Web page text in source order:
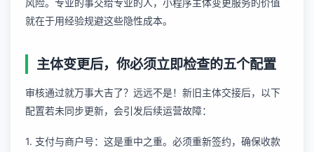
风险。专业的事交给专业的人， 小程序主体变更服务的价值
就在于用经验规避这些隐性成本。
主体变更后，你必须立即检查的五个配置
审核通过就万事大吉了？远远不是！新旧主体交接后，以下
配置若未同步更新，会引发后续运营故障：
1. 支付与商户号：这是重中之重。必须重新签约，确保收款